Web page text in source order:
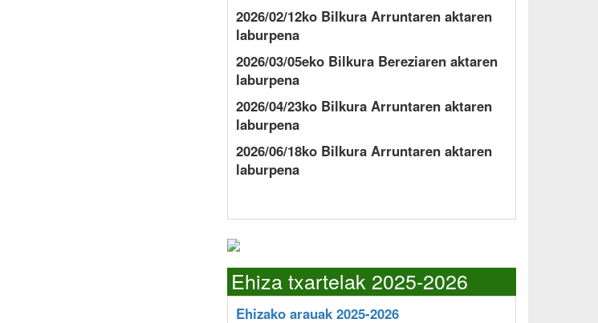
2026/02/12ko Bilkura Arruntaren aktaren
laburpena
2026/03/05eko Bilkura Bereziaren aktaren
laburpena
2026/04/23ko Bilkura Arruntaren aktaren
laburpena
2026/06/18ko Bilkura Arruntaren aktaren
laburpena
Ehiza txartelak 2025-2026
Ehizako arauak 2025-2026